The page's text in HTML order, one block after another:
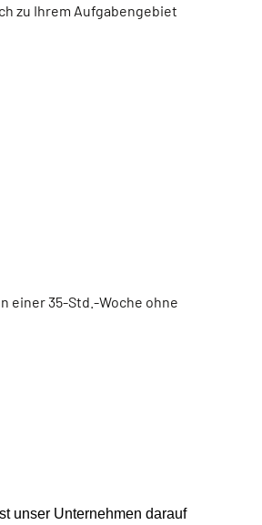
zu Ihrem Aufgabengebiet
einer 35-Std.-Woche ohne
unser Unternehmen darauf